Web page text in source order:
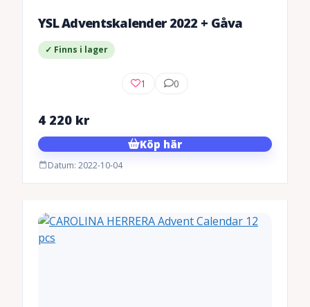
YSL Adventskalender 2022 + Gåva
✓ Finns i lager
1 0
4 220 kr
Köp här
Datum: 2022-10-04